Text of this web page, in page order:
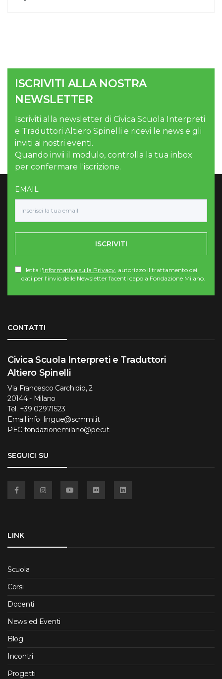
ISCRIVITI ALLA NOSTRA
NEWSLETTER
Iscriviti alla newsletter di Civica Scuola Interpreti
e Traduttori Altiero Spinelli e ricevi le news e gli
inviti ai nostri eventi.
Quando invii il modulo, controlla la tua inbox
per confermare l'iscrizione.
EMAIL
ISCRIVITI
letta l'Informativa sulla Privacy, autorizzo il trattamento dei
dati per l'invio delle Newsletter facenti capo a Fondazione Milano.
CONTATTI
Civica Scuola Interpreti e Traduttori
Altiero Spinelli
Via Francesco Carchidio, 2
20144 - Milano
Tel. +39 02971523
Email info_lingue@scmmi.it
PEC fondazionemilano@pec.it
SEGUICI SU
LINK
Scuola
Corsi
Docenti
News ed Eventi
Blog
Incontri
Progetti